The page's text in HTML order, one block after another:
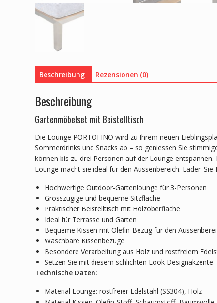
Beschreibung Rezensionen (0)
Beschreibung
Gartenmöbelset mit Beistelltisch
Die Lounge PORTOFINO wird zu Ihrem neuen
Sommerdrinks und Snacks ab – so geniessen Sie
können bis zu drei Personen auf der Lounge
Lounge macht sie ideal für den Aussenbereich. Laden
Hochwertige Outdoor-Gartenlounge für 3-Personen
Grosszügige und bequeme Sitzfläche
Praktischer Beistelltisch mit Holzoberfläche
Ideal für Terrasse und Garten
Bequeme Kissen mit Olefin-Bezug für den
Waschbare Kissenbezüge
Besondere Verarbeitung aus Holz und rostfreiem
Setzen Sie mit diesem schlichten Look Designakzente
Technische Daten:
Material Lounge: rostfreier Edelstahl (SS304), Holz